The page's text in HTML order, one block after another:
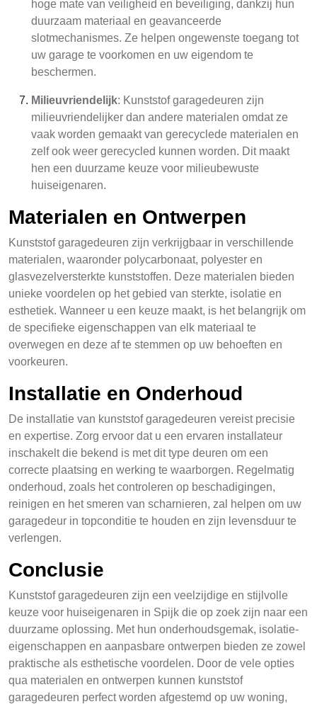
hoge mate van veiligheid en beveiliging, dankzij hun
duurzaam materiaal en geavanceerde
slotmechanismes. Ze helpen ongewenste toegang tot
uw garage te voorkomen en uw eigendom te
beschermen.
Milieuvriendelijk: Kunststof garagedeuren zijn
milieuvriendelijker dan andere materialen omdat ze
vaak worden gemaakt van gerecyclede materialen en
zelf ook weer gerecycled kunnen worden. Dit maakt
hen een duurzame keuze voor milieubewuste
huiseigenaren.
Materialen en Ontwerpen
Kunststof garagedeuren zijn verkrijgbaar in verschillende
materialen, waaronder polycarbonaat, polyester en
glasvezelversterkte kunststoffen. Deze materialen bieden
unieke voordelen op het gebied van sterkte, isolatie en
esthetiek. Wanneer u een keuze maakt, is het belangrijk om
de specifieke eigenschappen van elk materiaal te
overwegen en deze af te stemmen op uw behoeften en
voorkeuren.
Installatie en Onderhoud
De installatie van kunststof garagedeuren vereist precisie
en expertise. Zorg ervoor dat u een ervaren installateur
inschakelt die bekend is met dit type deuren om een
correcte plaatsing en werking te waarborgen. Regelmatig
onderhoud, zoals het controleren op beschadigingen,
reinigen en het smeren van scharnieren, zal helpen om uw
garagedeur in topconditie te houden en zijn levensduur te
verlengen.
Conclusie
Kunststof garagedeuren zijn een veelzijdige en stijlvolle
keuze voor huiseigenaren in Spijk die op zoek zijn naar een
duurzame oplossing. Met hun onderhoudsgemak, isolatie-
eigenschappen en aanpasbare ontwerpen bieden ze zowel
praktische als esthetische voordelen. Door de vele opties
qua materialen en ontwerpen kunnen kunststof
garagedeuren perfect worden afgestemd op uw woning,